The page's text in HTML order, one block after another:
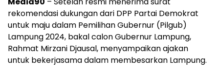
rekomendasi dukungan dari DPP Partai Demokrat
untuk maju dalam Pemilihan Gubernur (Pilgub)
Lampung 2024, bakal calon Gubernur Lampung,
Rahmat Mirzani Djausal, menyampaikan ajakan
untuk bekerjasama dalam membesarkan Lampung.